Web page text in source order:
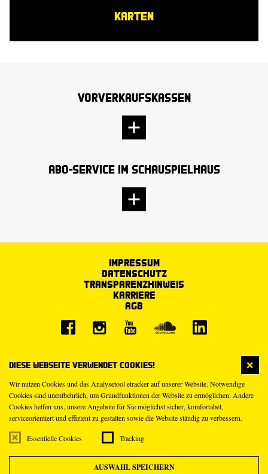
Diese Webseite verwendet Cookies!
Wir nutzen Cookies und das Analysetool etracker auf unserer Website. Notwendige
Cookies sind unentbehrlich, um Grundfunktionen der Website zu ermöglichen. Andere
Cookies helfen uns, unsere Angebote für Sie möglichst sicher, komfortabel,
serviceorientiert und effizient zu gestalten sowie die Website ständig zu verbessern.
Essentielle Cookies Tracking
AUSWAHL SPEICHERN
KARTEN
Vorverkaufskassen
Abo-Service im Schauspielhaus
Impressum
Datenschutz
Transparenzhinweis
Karriere
AGB